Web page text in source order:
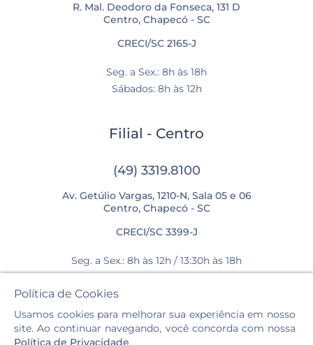
R. Mal. Deodoro da Fonseca, 131 D
Centro, Chapecó - SC
CRECI/SC 2165-J
Seg. a Sex.: 8h às 18h
Sábados: 8h às 12h
Filial - Centro
(49) 3319.8100
Av. Getúlio Vargas, 1210-N, Sala 05 e 06
Centro, Chapecó - SC
CRECI/SC 3399-J
Seg. a Sex.: 8h às 12h / 13:30h às 18h
Sábados: 8h às 12h
Política de Cookies
Usamos cookies para melhorar sua experiência em nosso
site. Ao continuar navegando, você concorda com nossa
Política de Privacidade.